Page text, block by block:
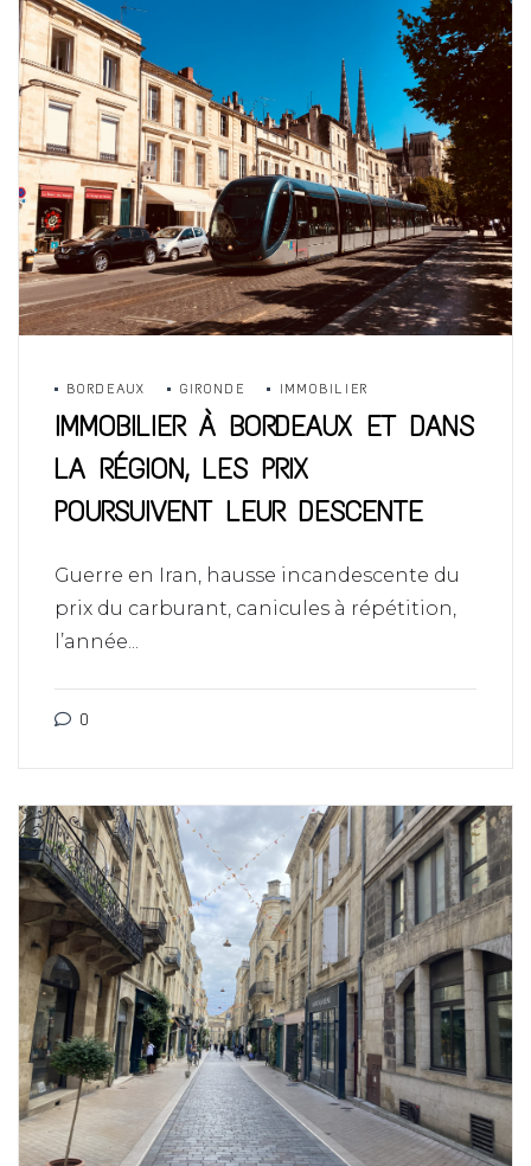
BORDEAUX GIRONDE IMMOBILIER
IMMOBILIER À BORDEAUX ET DANS
LA RÉGION, LES PRIX
POURSUIVENT LEUR DESCENTE
Guerre en Iran, hausse incandescente du
prix du carburant, canicules à répétition,
l’année...
0